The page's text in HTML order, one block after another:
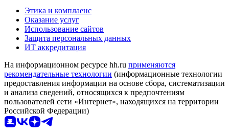
Этика и комплаенс
Оказание услуг
Использование сайтов
Защита персональных данных
ИТ аккредитация
На информационном ресурсе hh.ru применяются
рекомендательные технологии (информационные технологии
предоставления информации на основе сбора, систематизации
и анализа сведений, относящихся к предпочтениям
пользователей сети «Интернет», находящихся на территории
Российской Федерации)